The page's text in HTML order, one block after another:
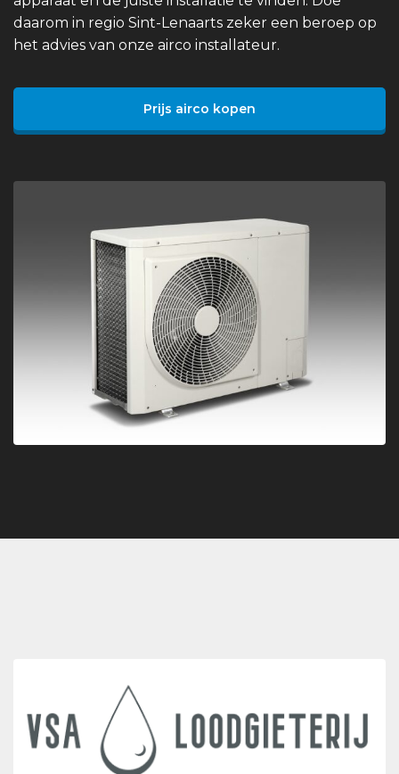
daarom in regio Sint-Lenaarts zeker een beroep op
het advies van onze airco installateur.
Prijs airco kopen